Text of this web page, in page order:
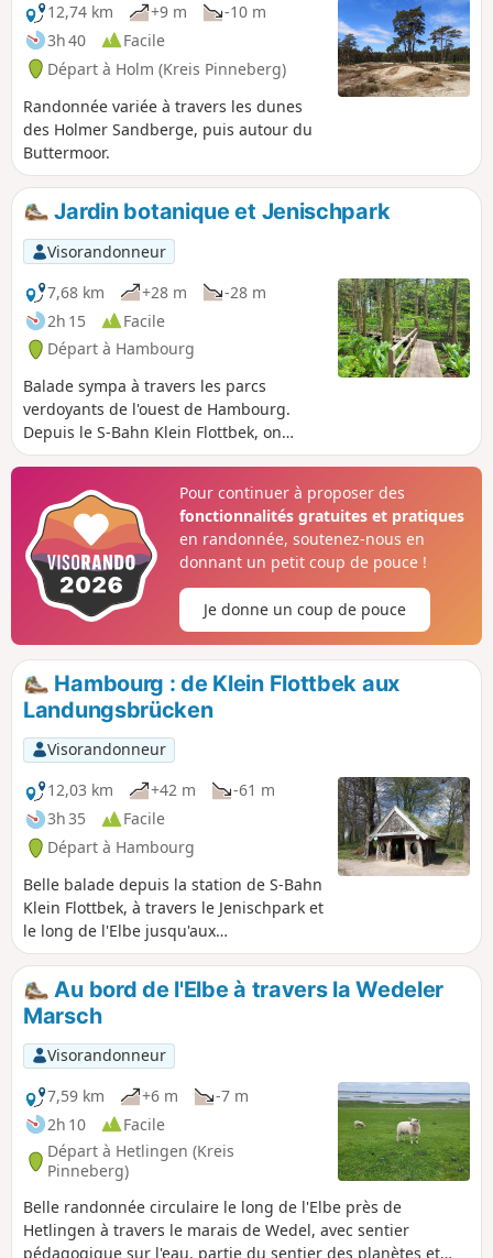
12,74 km
+9 m
-10 m
3h 40
Facile
Départ à Holm (Kreis Pinneberg)
Randonnée variée à travers les dunes
des Holmer Sandberge, puis autour du
Buttermoor.
Jardin botanique et Jenischpark
Visorandonneur
7,68 km
+28 m
-28 m
2h 15
Facile
Départ à Hambourg
Balade sympa à travers les parcs
verdoyants de l'ouest de Hambourg.
Depuis le S-Bahn Klein Flottbek, on
passe d'abord par le Derbypark jusqu'à
avant de découvrir le magnifique jardin
botanique de l'autre côté. Un must pour
tous les fans de plantes.
Pour continuer à proposer des
fonctionnalités gratuites et pratiques
en randonnée, soutenez-nous en
donnant un petit coup de pouce !
Je donne un coup de pouce
Hambourg : de Klein Flottbek aux
Landungsbrücken
Visorandonneur
12,03 km
+42 m
-61 m
3h 35
Facile
Départ à Hambourg
Belle balade depuis la station de S-Bahn
Klein Flottbek, à travers le Jenischpark et
le long de l'Elbe jusqu'aux
Landungsbrücken de St. Pauli. Parmi les
points forts du parcours, on trouve la
plage de l'Elbe, le port-musée de
Neumühlen, le marché aux poissons et
le bateau-musée Rickmer Rickmers.
Au bord de l'Elbe à travers la Wedeler
Marsch
Visorandonneur
7,59 km
+6 m
-7 m
2h 10
Facile
Départ à Hetlingen (Kreis
Pinneberg)
Belle randonnée circulaire le long de l'Elbe près de
Hetlingen à travers le marais de Wedel, avec sentier
pédagogique sur l'eau, partie du sentier des planètes et